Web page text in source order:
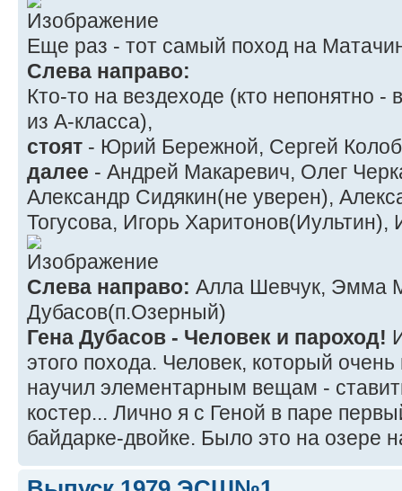
Еще раз - тот самый поход на
Слева направо:
Кто-то на вездеходе (кто непонятно -
из А-класса),
стоят - Юрий Бережной, Сергей
далее - Андрей Макаревич, Олег
Александр Сидякин(не уверен),
Тогусова, Игорь Харитонов(Иультин),
Слева направо: Алла Шевчук, Эмма
Дубасов(п.Озерный)
Гена Дубасов - Человек и пароход!
этого похода. Человек, который
научил элементарным вещам -
костер... Лично я с Геной в паре
байдарке-двойке. Было это на озере